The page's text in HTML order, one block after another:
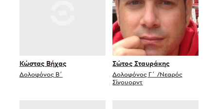
Κώστας Βήχας
Δολοφόνος Β΄
Σώτος Σταυράκης
Δολοφόνος Γ΄ /Νεαρός
Σίγουορντ